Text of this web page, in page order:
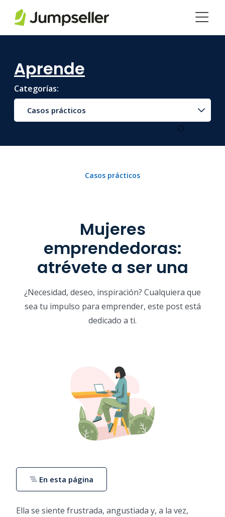
Aprende
Categorías:
Casos prácticos
Casos prácticos
Mujeres
emprendedoras:
atrévete a ser una
¿Necesidad, deseo, inspiración? Cualquiera que
sea tu impulso para emprender, este post está
dedicado a ti.
Ella se siente frustrada, angustiada y, a la vez,
En esta página